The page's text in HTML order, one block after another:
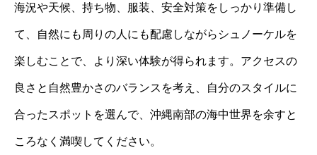
海況や天候、持ち物、服装、安全対策をしっかり準備し
て、自然にも周りの人にも配慮しながらシュノーケルを
楽しむことで、より深い体験が得られます。アクセスの
良さと自然豊かさのバランスを考え、自分のスタイルに
合ったスポットを選んで、沖縄南部の海中世界を余すと
ころなく満喫してください。